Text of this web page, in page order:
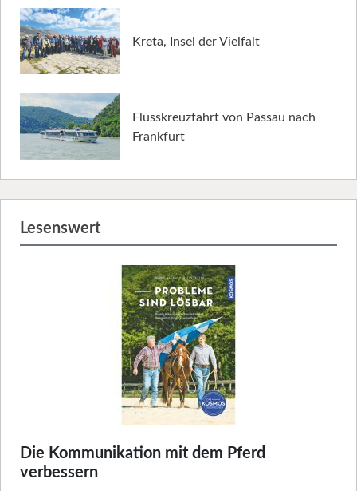
Kreta, Insel der Vielfalt
Flusskreuzfahrt von Passau nach
Frankfurt
Lesenswert
Die Kommunikation mit dem Pferd
verbessern